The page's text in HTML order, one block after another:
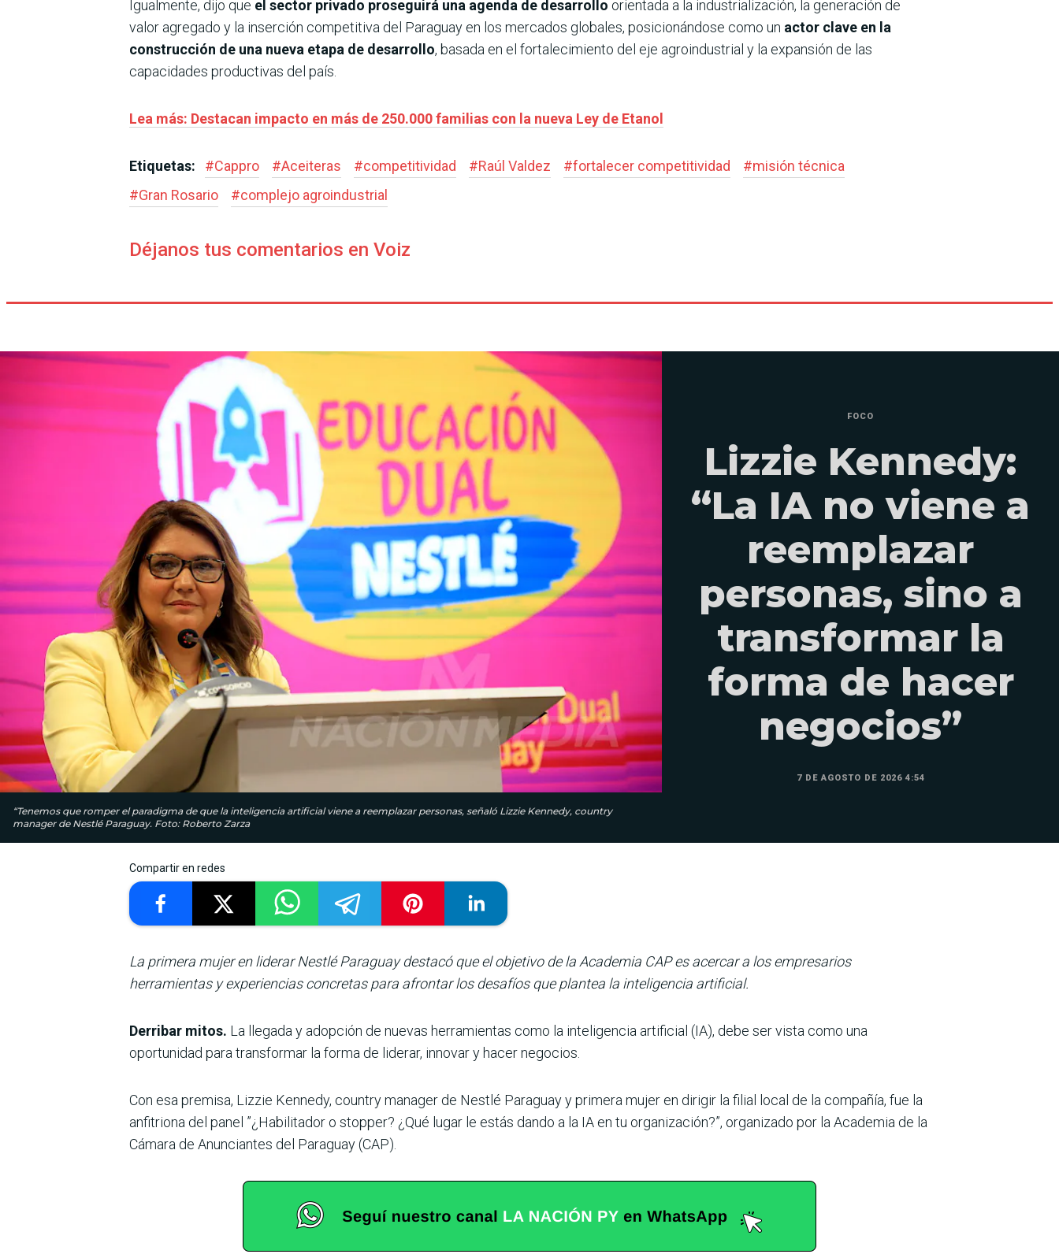
Igualmente, dijo que el sector privado proseguirá una agenda de desarrollo orientada a la industrialización, la generación de
valor agregado y la inserción competitiva del Paraguay en los mercados globales, posicionándose como un actor clave en la
construcción de una nueva etapa de desarrollo, basada en el fortalecimiento del eje agroindustrial y la expansión de las
capacidades productivas del país.
Lea más: Destacan impacto en más de 250.000 familias con la nueva Ley de Etanol
Etiquetas: #Cappro #Aceiteras #competitividad #Raúl Valdez #fortalecer competitividad #misión técnica
#Gran Rosario #complejo agroindustrial
Déjanos tus comentarios en Voiz
“Tenemos que romper el paradigma de que la inteligencia artificial viene a reemplazar personas, señaló Lizzie Kennedy, country
manager de Nestlé Paraguay. Foto: Roberto Zarza
FOCO
Lizzie Kennedy:
“La IA no viene a
reemplazar
personas, sino a
transformar la
forma de hacer
negocios”
7 DE AGOSTO DE 2026 4:54
Compartir en redes
La primera mujer en liderar Nestlé Paraguay destacó que el objetivo de la Academia CAP es acercar a los empresarios
herramientas y experiencias concretas para afrontar los desafíos que plantea la inteligencia artificial.
Derribar mitos. La llegada y adopción de nuevas herramientas como la inteligencia artificial (IA), debe ser vista como una
oportunidad para transformar la forma de liderar, innovar y hacer negocios.
Con esa premisa, Lizzie Kennedy, country manager de Nestlé Paraguay y primera mujer en dirigir la filial local de la compañía, fue la
anfitriona del panel ”¿Habilitador o stopper? ¿Qué lugar le estás dando a la IA en tu organización?”, organizado por la Academia de la
Cámara de Anunciantes del Paraguay (CAP).